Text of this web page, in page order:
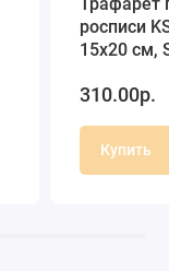
Трафарет
росписи
15х20 см,
310.00р.
Купить